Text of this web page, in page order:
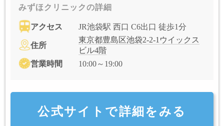
みずほクリニックの詳細
アクセス JR池袋駅 西口 C6出口 徒歩1分
住所
東京都豊島区池袋2-2-1ウイックス
ビル4階
営業時間
10:00～19:00
公式サイトで詳細をみる